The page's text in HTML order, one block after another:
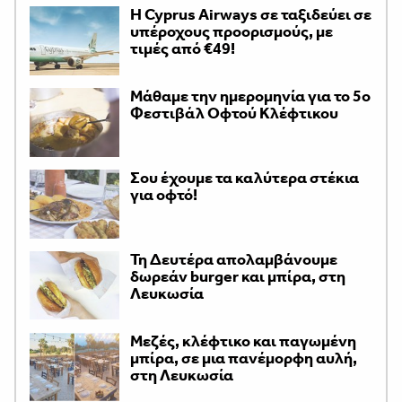
H Cyprus Airways σε ταξιδεύει σε
υπέροχους προορισμούς, με
τιμές από €49!
Μάθαμε την ημερομηνία για το 5ο
Φεστιβάλ Οφτού Κλέφτικου
Σου έχουμε τα καλύτερα στέκια
για οφτό!
Τη Δευτέρα απολαμβάνουμε
δωρεάν burger και μπίρα, στη
Λευκωσία
Μεζές, κλέφτικο και παγωμένη
μπίρα, σε μια πανέμορφη αυλή,
στη Λευκωσία